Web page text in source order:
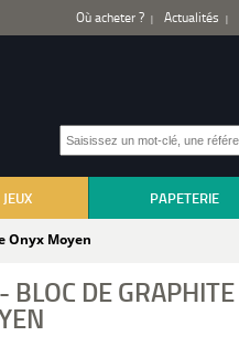
Où acheter ? Actualités
PAPETERIE
Onyx Moyen
BLOC DE GRAPHITE